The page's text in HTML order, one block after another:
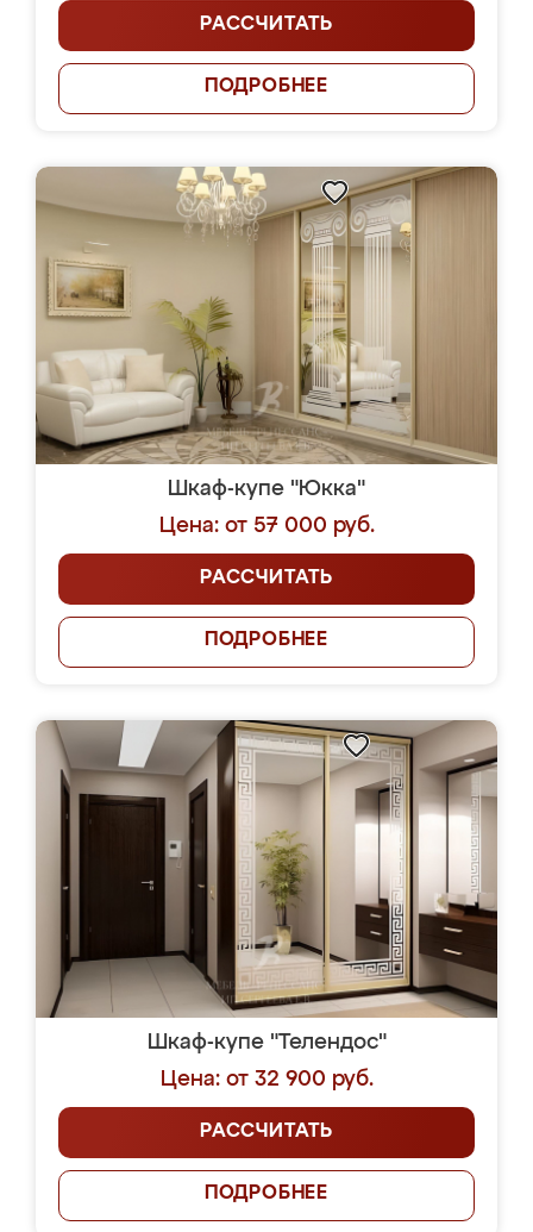
РАССЧИТАТЬ
ПОДРОБНЕЕ
Шкаф-купе "Юкка"
Цена: от 57 000 руб.
РАССЧИТАТЬ
ПОДРОБНЕЕ
Шкаф-купе "Телендос"
Цена: от 32 900 руб.
РАССЧИТАТЬ
ПОДРОБНЕЕ